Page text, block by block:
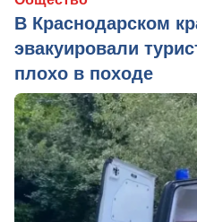
В Краснодарском
эвакуировали
плохо в походе